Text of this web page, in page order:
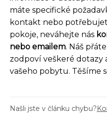
máte specifické
kontakt nebo
pokoje, neváhejte nás
nebo emailem. Náš
zodpoví veškeré dotazy
vašeho pobytu. Těšíme
Našli jste v článku chybu?